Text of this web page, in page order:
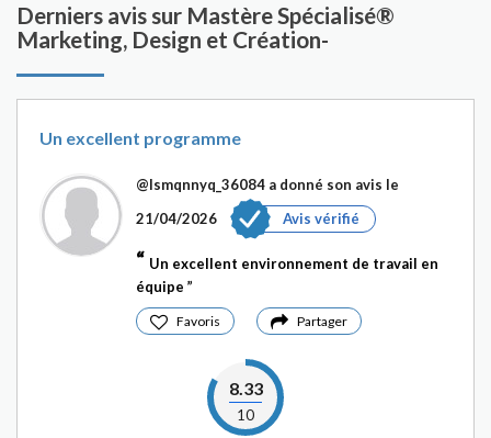
Derniers avis sur Mastère Spécialisé®
Marketing, Design et Création-
Un excellent programme
@Ismqnnyq_36084 a donné son avis le
21/04/2026
Avis vérifié
Un excellent environnement de travail en
équipe
Favoris Partager
8.33
10